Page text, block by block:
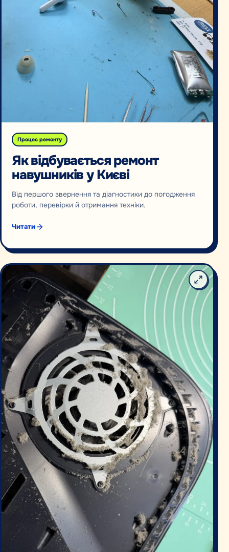
Процес ремонту
Як відбувається ремонт
навушників у Києві
Від першого звернення та діагностики до погодження
роботи, перевірки й отримання техніки.
Читати